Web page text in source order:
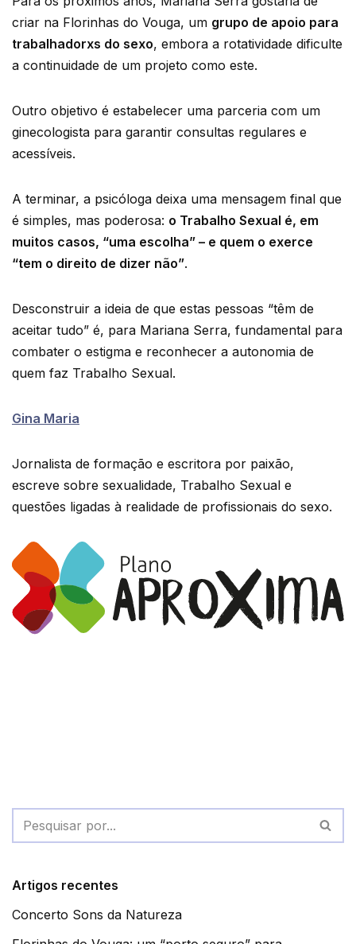
criar na Florinhas do Vouga, um grupo de apoio para
trabalhadorxs do sexo, embora a rotatividade dificulte
a continuidade de um projeto como este.
Outro objetivo é estabelecer uma parceria com um
ginecologista para garantir consultas regulares e
acessíveis.
A terminar, a psicóloga deixa uma mensagem final que
é simples, mas poderosa: o Trabalho Sexual é, em
muitos casos, “uma escolha” – e quem o exerce
“tem o direito de dizer não”.
Desconstruir a ideia de que estas pessoas “têm de
aceitar tudo” é, para Mariana Serra, fundamental para
combater o estigma e reconhecer a autonomia de
quem faz Trabalho Sexual.
Gina Maria
Jornalista de formação e escritora por paixão,
escreve sobre sexualidade, Trabalho Sexual e
questões ligadas à realidade de profissionais do sexo.
Artigos recentes
Concerto Sons da Natureza